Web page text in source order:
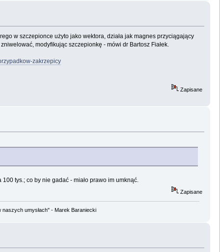
w szczepionce użyto jako wektora, działa jak magnes przyciągający
modyfikując szczepionkę - mówi dr Bartosz Fiałek.
zakrzepicy
Zapisane
tys.; co by nie gadać - miało prawo im umknąć.
Zapisane
umysłach" - Marek Baraniecki